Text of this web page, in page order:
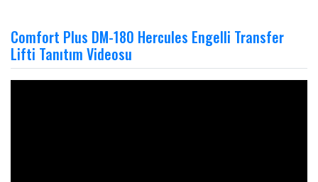
Comfort Plus DM-180 Hercules Engelli Transfer
Lifti Tanıtım Videosu